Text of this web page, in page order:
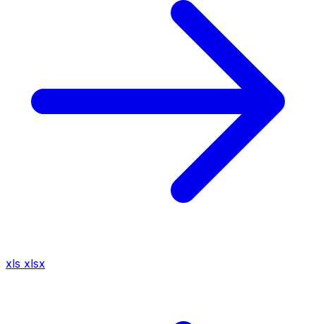
xls xlsx